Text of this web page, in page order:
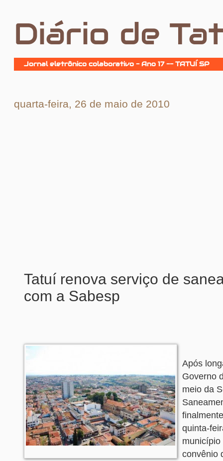
Diário de
Jornal eletrônico colaborativo - Ano 17 -- TATUÍ SP
quarta-feira, 26 de maio de 2010
Tatuí renova serviço de
com a Sabesp
Após
Governo
meio da
quinta-
município
convênio